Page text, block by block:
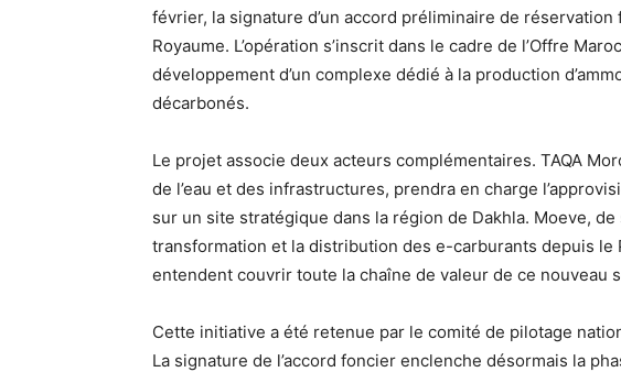
février, la signature d’un accord préliminaire de
Royaume. L’opération s’inscrit dans le cadre de l’Offre
développement d’un complexe dédié à la production
décarbonés.
Le projet associe deux acteurs complémentaires. TAQA
de l’eau et des infrastructures, prendra en charge
sur un site stratégique dans la région de Dakhla. Moeve,
transformation et la distribution des e-carburants depuis le
entendent couvrir toute la chaîne de valeur de ce nouveau
Cette initiative a été retenue par le comité de pilotage
La signature de l’accord foncier enclenche désormais la